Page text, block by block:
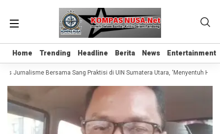
Home Trending Headline Berita News Entertainment
Home Trending Headline Berita News Entertainment
Jurnalisme Bersama Sang Praktisi di UIN Sumatera Utara, ‘Menyentuh Hati